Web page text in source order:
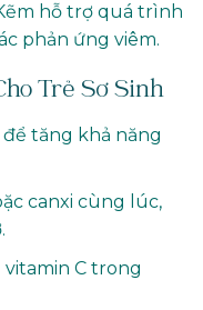
hỗ trợ quá trình
phản ứng viêm.
Trẻ Sơ Sinh
tăng khả năng
canxi cùng lúc,
C trong